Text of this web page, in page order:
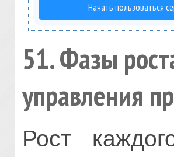
Начать пользоваться
51. Фазы
управления
Рост